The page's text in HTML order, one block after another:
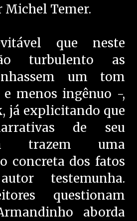
Michel Temer.
que neste
turbulento as
um tom
menos ingênuo -,
já explicitando que
de seu
trazem uma
concreta dos fatos
testemunha.
questionam
aborda